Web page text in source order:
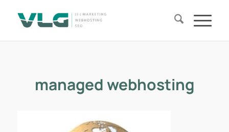
managed webhosting